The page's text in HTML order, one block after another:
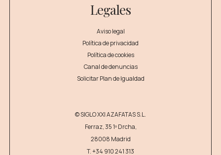
Legales
Aviso legal
Política de privacidad
Política de cookies
Canal de denuncias
Solicitar Plan de Igualdad
© SIGLO XXI AZAFATAS S.L.
Ferraz, 35 1º Drcha,
28008 Madrid
T.+34 910 241 313